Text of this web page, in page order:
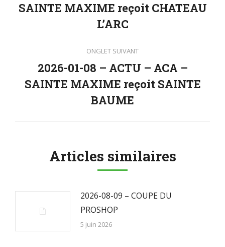
commentaire
Onglet
précédent
SAINTE MAXIME reçoit CHATEAU
L’ARC
ONGLET SUIVANT
Onglet
suivant
2026-01-08 – ACTU – ACA –
SAINTE MAXIME reçoit SAINTE
BAUME
Articles similaires
2026-08-09 – COUPE DU
PROSHOP
5 juin 2026